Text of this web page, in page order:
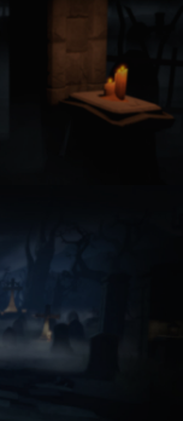
हिन्दी
日本語